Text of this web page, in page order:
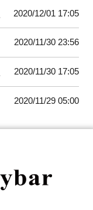
2020/12/01 17:05
2020/11/30 23:56
2020/11/30 17:05
2020/11/29 05:00